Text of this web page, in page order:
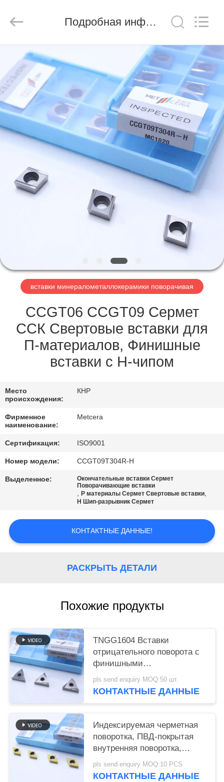
ДОМОЙ
ПРОДУКТЫ
ВИДЕО
НАС
ЭКСКУРСИЯ
КАТАЛОГИ
СВЯЖИТЕСЬ
НАМИ
НОВОСТИ
ЗАПРОСИТЕ
ЦИТАТУ
ПОЛИТИКА
КОНФИДЕНЦИАЛЬНОСТИ
Materials
Co.,ltd.
Подробная информация о продукте
вставки минералометаллокерамики поворачивая
CCGT06 CCGT09 Сермет
ССК Свертовые вставки для
П-материалов, Финишные
вставки с H-чипом
Место
происхождения:
КНР
Фирменное
наименование:
Metcera
Сертификация: ISO9001
Номер модели: CCGT09T304R-H
Выделенное:
Окончательные вставки Сермет
Поворачивающие вставки
,P материалы Сермет Свертовые вставки,
H Шип-разрывник Сермет
КОНТАКТНЫЕ ДАННЫЕ!
РАСКРЫТЬ ДЕТАЛИ
Похожие продукты
TNGG1604 Вставки
отрицательного поворота с
финишными
шифровальщиками
мощностью 2 Вт и классом
pls send enquiry MOQ:50 шт.
КОНТАКТНЫЕ ДАННЫЕ
Индексируемая черметная
поворотка, ПВД-покрытая
внутренняя поворотка,
финишный шифровальник
DCMT11T302, золотой цвет
pls send enquiry MOQ:10 PCS
КОНТАКТНЫЕ ДАННЫЕ